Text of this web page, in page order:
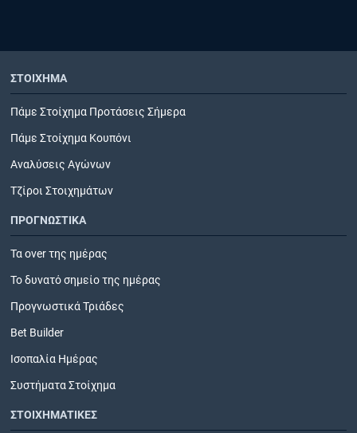
ΣΤΟΙΧΗΜΑ
Πάμε Στοίχημα Προτάσεις Σήμερα
Πάμε Στοίχημα Κουπόνι
Αναλύσεις Αγώνων
Τζίροι Στοιχημάτων
ΠΡΟΓΝΩΣΤΙΚΑ
Τα over της ημέρας
Το δυνατό σημείο της ημέρας
Προγνωστικά Τριάδες
Bet Builder
Ισοπαλία Ημέρας
Συστήματα Στοίχημα
ΣΤΟΙΧΗΜΑΤΙΚΕΣ